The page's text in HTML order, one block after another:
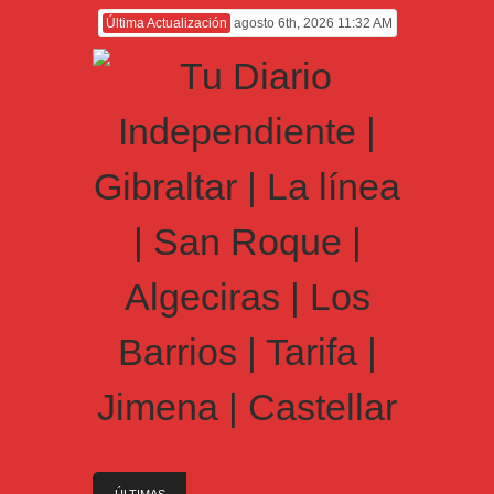
Última Actualización agosto 6th, 2026 11:32 AM